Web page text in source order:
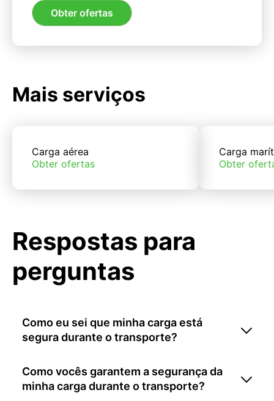
Obter ofertas
Mais serviços
Carga aérea
Obter ofertas
Carga
Obter
Respostas para
perguntas
Como eu sei que minha carga está
segura durante o transporte?
Como vocês garantem a segurança da
minha carga durante o transporte?